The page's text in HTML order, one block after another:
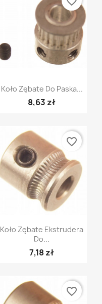
 Szybki podgląd
Koło Zębate Do Paska...
8,63 zł
 Szybki podgląd
Koło Zębate Ekstrudera
Do...
7,18 zł
favorite_border
favorite_border